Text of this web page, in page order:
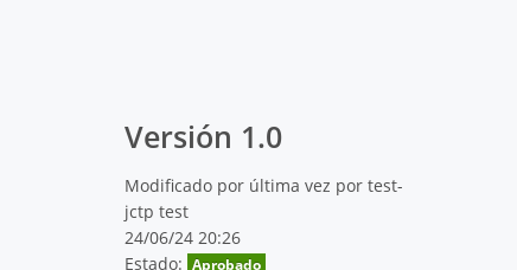
Versión 1.0
Modificado por última vez por test-
jctp test
24/06/24 20:26
Estado: Aprobado